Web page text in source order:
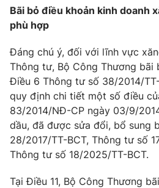
Hậu trường
Khán giả
Giải sao mai
Điện ảnh
Âm nhạc
Sao
Du lịch
Làm đẹp
Chất lượng cuộc sống
Giáo dục
Tuyển sinh
Học trực tuyến
Công nghệ
Hitech Công nghệ tương lai
Sản phẩm
Thị trường
Giao lưu trực tuyến
Lịch phát sóng
Bãi bỏ điều khoản kinh doanh
phù hợp
Đáng chú ý, đối với lĩnh vực
Thông tư, Bộ Công Thương bãi
Điều 6 Thông tư số 38/2014/
quy định chi tiết một số điều
83/2014/NĐ-CP ngày 03/9/
dầu, đã được sửa đổi, bổ sung
28/2017/TT-BCT, Thông tư số
Thông tư số 18/2025/TT-BCT.
Tại Điều 11, Bộ Công Thương